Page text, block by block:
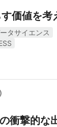
価値を考
タサイエンス
)
衝撃的な